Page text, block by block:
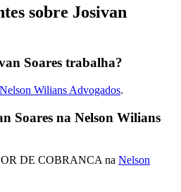
sobre Josivan
Soares trabalha?
Nelson Wilians Advogados.
Soares na Nelson Wilians
DE COBRANCA na Nelson